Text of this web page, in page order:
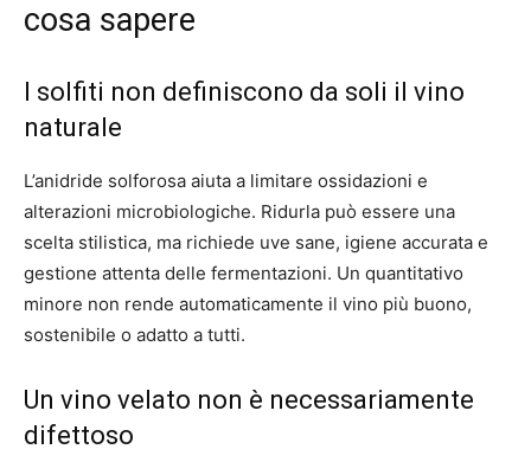
cosa sapere
I solfiti non definiscono da soli il vino
naturale
L’anidride solforosa aiuta a limitare ossidazioni e
alterazioni microbiologiche. Ridurla può essere una
scelta stilistica, ma richiede uve sane, igiene accurata e
gestione attenta delle fermentazioni. Un quantitativo
minore non rende automaticamente il vino più buono,
sostenibile o adatto a tutti.
Un vino velato non è necessariamente
difettoso